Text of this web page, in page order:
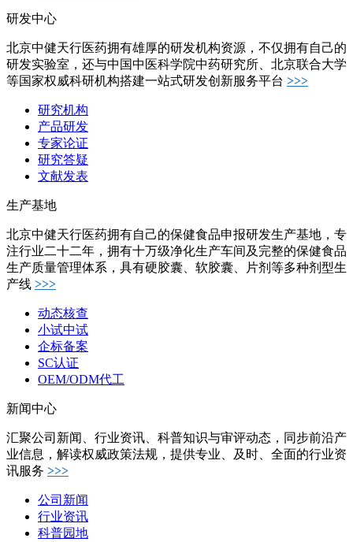
研发中心
北京中健天行医药拥有雄厚的研发机构资源，不仅拥有自己的
研发实验室，还与中国中医科学院中药研究所、北京联合大学
等国家权威科研机构搭建一站式研发创新服务平台 >>>
研究机构
产品研发
专家论证
研究答疑
文献发表
生产基地
北京中健天行医药拥有自己的保健食品申报研发生产基地，专
注行业二十二年，拥有十万级净化生产车间及完整的保健食品
生产质量管理体系，具有硬胶囊、软胶囊、片剂等多种剂型生
产线 >>>
动态核查
小试中试
企标备案
SC认证
OEM/ODM代工
新闻中心
汇聚公司新闻、行业资讯、科普知识与审评动态，同步前沿产
业信息，解读权威政策法规，提供专业、及时、全面的行业资
讯服务 >>>
公司新闻
行业资讯
科普园地